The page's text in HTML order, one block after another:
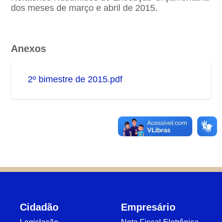
dos meses de março e abril de 2015.
Anexos
2º bimestre de 2015.pdf
Cidadão Empresário